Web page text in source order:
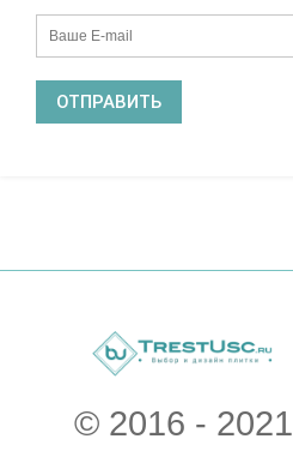
© 2016 - 2021